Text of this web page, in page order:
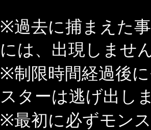
※過去に捕まえた
には、出現しませ
※制限時間経過後
スターは逃げ出し
※最初に必ずモン